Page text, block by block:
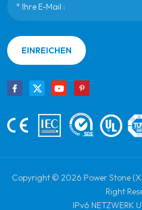
EINREICHEN
Copyright © 2026 Power Stone
Right
IPv6 NETZWERK